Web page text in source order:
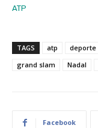
ATP
TAGS atp deporte
grand slam
Nadal
Facebook